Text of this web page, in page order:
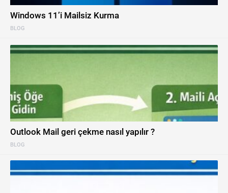
BLOG
Windows 11’i Mailsiz Kurma
BLOG
Outlook Mail geri çekme nasıl yapılır ?